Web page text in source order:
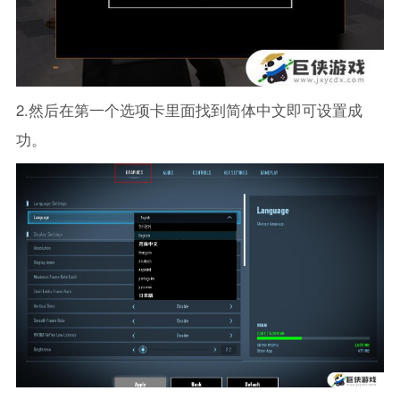
2.然后在第一个选项卡里面找到简体中文即可设置成
功。